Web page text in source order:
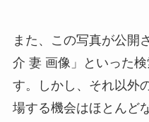
また、この写真が公開
介 妻 画像」といった
す。しかし、それ以外
場する機会はほとんど